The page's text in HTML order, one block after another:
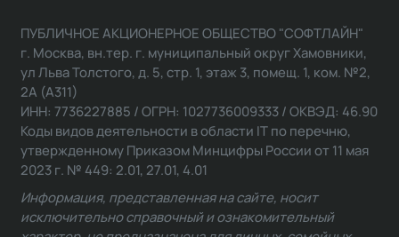
ПУБЛИЧНОЕ АКЦИОНЕРНОЕ ОБЩЕСТВО "СОФТЛАЙН"
г. Москва, вн.тер. г. муниципальный округ Хамовники,
ул Льва Толстого, д. 5, стр. 1, этаж 3, помещ. 1, ком. №2,
2А (А311)
ИНН: 7736227885 / ОГРН: 1027736009333 / ОКВЭД: 46.90
Коды видов деятельности в области IT по перечню,
утвержденному Приказом Минцифры России от 11 мая
2023 г. № 449: 2.01, 27.01, 4.01
Информация, представленная на сайте, носит
исключительно справочный и ознакомительный